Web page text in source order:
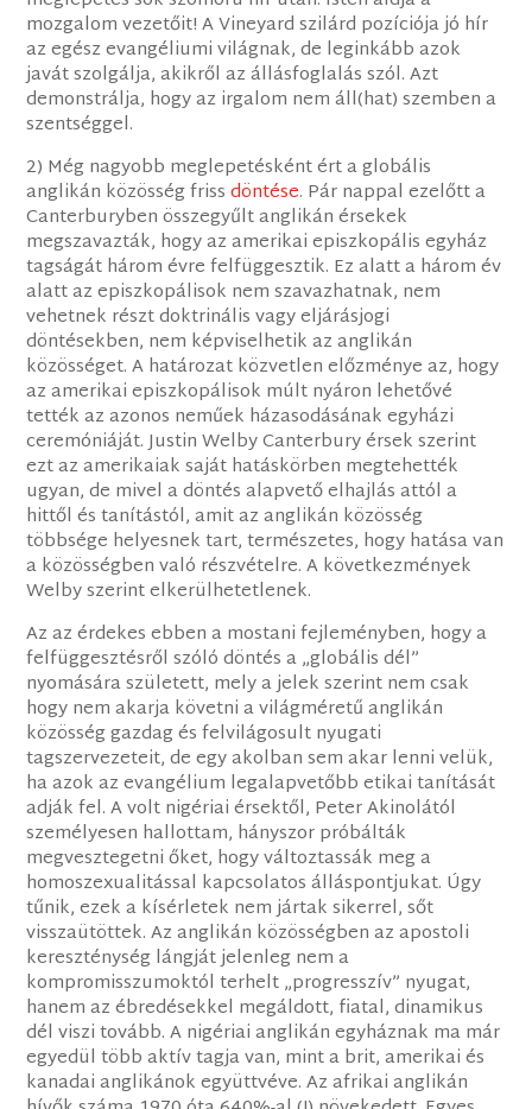
mozgalom vezetőit! A Vineyard szilárd pozíciója jó hír
az egész evangéliumi világnak, de leginkább azok
javát szolgálja, akikről az állásfoglalás szól. Azt
demonstrálja, hogy az irgalom nem áll(hat) szemben a
szentséggel.
2) Még nagyobb meglepetésként ért a globális
anglikán közösség frissdöntése. Pár nappal ezelőtt a
Canterburyben összegyűlt anglikán érsekek
megszavazták, hogy az amerikai episzkopális egyház
tagságát három évre felfüggesztik. Ez alatt a három év
alatt az episzkopálisok nem szavazhatnak, nem
vehetnek részt doktrinális vagy eljárásjogi
döntésekben, nem képviselhetik az anglikán
közösséget. A határozat közvetlen előzménye az, hogy
az amerikai episzkopálisok múlt nyáron lehetővé
tették az azonos neműek házasodásának egyházi
ceremóniáját. Justin Welby Canterbury érsek szerint
ezt az amerikaiak saját hatáskörben megtehették
ugyan, de mivel a döntés alapvető elhajlás attól a
hittől és tanítástól, amit az anglikán közösség
többsége helyesnek tart, természetes, hogy hatása van
a közösségben való részvételre. A következmények
Welby szerint elkerülhetetlenek.
Az az érdekes ebben a mostani fejleményben, hogy a
felfüggesztésről szóló döntés a „globális dél”
nyomására született, mely a jelek szerint nem csak
hogy nem akarja követni a világméretű anglikán
közösség gazdag és felvilágosult nyugati
tagszervezeteit, de egy akolban sem akar lenni velük,
ha azok az evangélium legalapvetőbb etikai tanítását
adják fel. A volt nigériai érsektől, Peter Akinolától
személyesen hallottam, hányszor próbálták
megvesztegetni őket, hogy változtassák meg a
homoszexualitással kapcsolatos álláspontjukat. Úgy
tűnik, ezek a kísérletek nem jártak sikerrel, sőt
visszaütöttek. Az anglikán közösségben az apostoli
kereszténység lángját jelenleg nem a
kompromisszumoktól terhelt „progresszív” nyugat,
hanem az ébredésekkel megáldott, fiatal, dinamikus
dél viszi tovább. A nigériai anglikán egyháznak ma már
egyedül több aktív tagja van, mint a brit, amerikai és
kanadai anglikánok együttvéve. Az afrikai anglikán